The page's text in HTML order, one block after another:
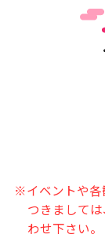
※イベントや各
つきまして
わせ下さい。